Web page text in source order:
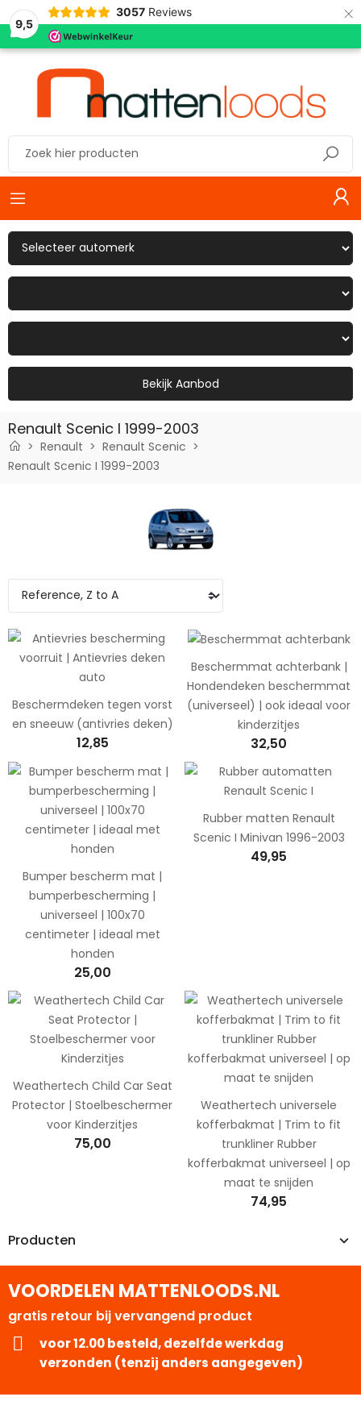
9,5
3057 Reviews ×
Bekijk Aanbod
Renault Scenic I 1999-2003
Renault
Renault Scenic
Renault Scenic I 1999-2003
Producten
Beschermdeken tegen vorst
en sneeuw (antivries deken)
12,85
Beschermmat achterbank |
Hondendeken beschermmat
(universeel) | ook ideaal voor
kinderzitjes
32,50
Bumper bescherm mat |
bumperbescherming |
universeel | 100x70
centimeter | ideaal met
honden
25,00
Rubber matten Renault
Scenic I Minivan 1996-2003
49,95
Weathertech Child Car Seat
Protector | Stoelbeschermer
voor Kinderzitjes
75,00
Weathertech universele
kofferbakmat | Trim to fit
trunkliner Rubber
kofferbakmat universeel | op
maat te snijden
74,95
VOORDELEN MATTENLOODS.NL
gratis retour bij vervangend product
voor 12.00 besteld, dezelfde werkdag
verzonden (tenzij anders aangegeven)